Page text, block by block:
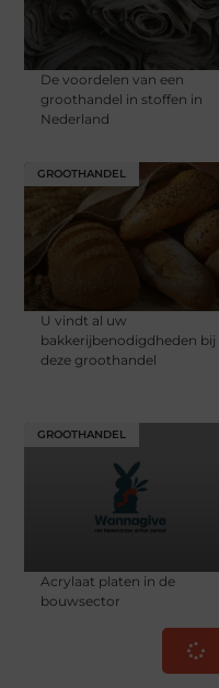
De voordelen van een
groothandel in stoffen in
Nederland
GROOTHANDEL
U vindt al uw
bakkerijbenodigdheden bij
deze groothandel
GROOTHANDEL
Acrylaat platen in de
bouwsector